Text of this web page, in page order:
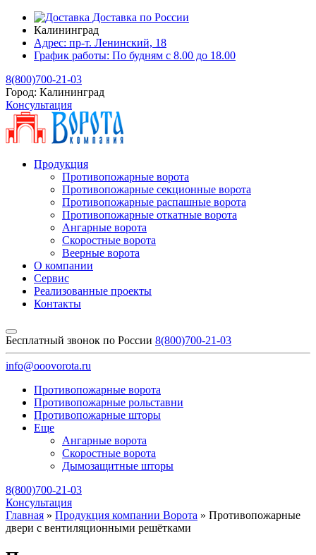
Доставка по России
Калининград
Адрес: пр-т. Ленинский, 18
График работы: По будням с 8.00 до 18.00
8(800)700-21-03
Город: Калининград
Консультация
Продукция
Противопожарные ворота
Противопожарные секционные ворота
Противопожарные распашные ворота
Противопожарные откатные ворота
Ангарные ворота
Скоростные ворота
Веерные ворота
О компании
Сервис
Реализованные проекты
Контакты
Бесплатный звонок по России 8(800)700-21-03
info@ooovorota.ru
Противопожарные ворота
Противопожарные рольставни
Противопожарные шторы
Еще
Ангарные ворота
Скоростные ворота
Дымозащитные шторы
8(800)700-21-03
Консультация
Главная » Продукция компании Ворота » Противопожарные
двери с вентиляционными решётками